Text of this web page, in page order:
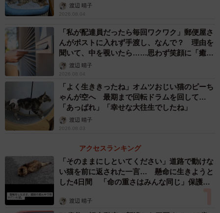
渡辺 晴子
2026.08.04
「私が配達員だったら毎回ワクワク」郵便屋さ
んがポストに入れず手渡し、なんで？ 理由を
聞いて、中を覗いたら……思わず笑顔に「癒し
ですね」
渡辺 晴子
2026.08.04
「よく生ききったね」オムツおじい猫のピーち
ゃんが空へ 最期まで回転ドラムを回して…
「あっぱれ」「幸せな大往生でしたね」
渡辺 晴子
2026.08.03
アクセスランキング
「そのままにしといてください」道路で動けな
い猫を前に返された一言… 懸命に生きようと
した4日間 「命の重さはみんな同じ」保護団
渡辺 晴子